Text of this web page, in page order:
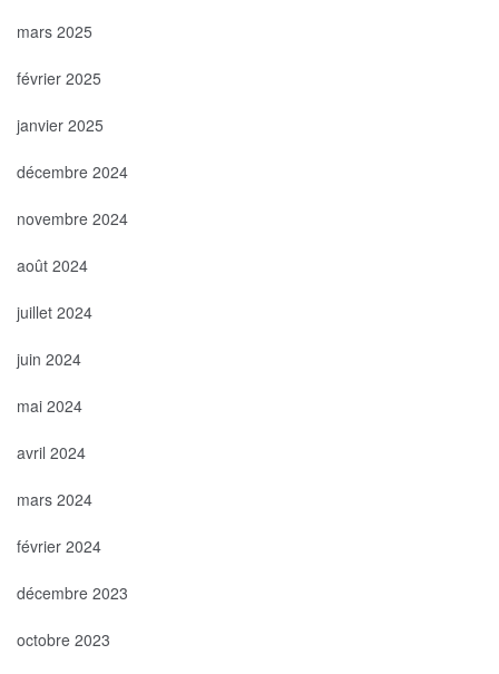
mars 2025
février 2025
janvier 2025
décembre 2024
novembre 2024
août 2024
juillet 2024
juin 2024
mai 2024
avril 2024
mars 2024
février 2024
décembre 2023
octobre 2023